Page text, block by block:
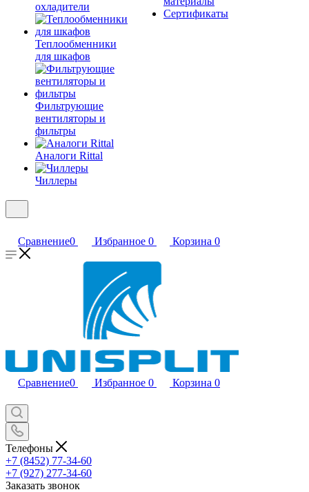
охладители
Теплообменники
для шкафов
Фильтрующие
вентиляторы и
фильтры
Аналоги Rittal
Чиллеры
Сертификаты
Сравнение0 Избранное 0 Корзина 0
Сравнение0 Избранное 0 Корзина 0
Телефоны
+7 (8452) 77-34-60
+7 (927) 277-34-60
Заказать звонок